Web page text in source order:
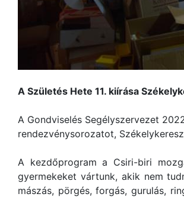
A Születés Hete 11. kiírása
A Gondviselés Segélyszervezet
rendezvénysorozatot,
A kezdőprogram a Csiri-biri
gyermekeket vártunk, akik nem
mászás, pörgés, forgás, gurulás,